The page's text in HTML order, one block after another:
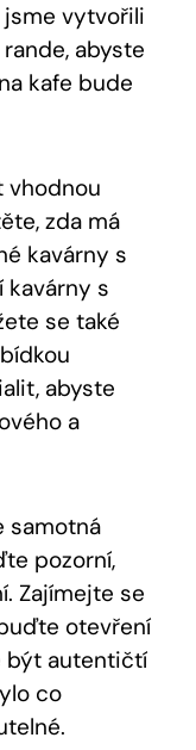
jsme vytvořili
abyste
kafe bude
vhodnou
zda má
kavárny s
s
se také
abyste
a
samotná
pozorní,
Zajímejte se
otevření
být autentičtí
co